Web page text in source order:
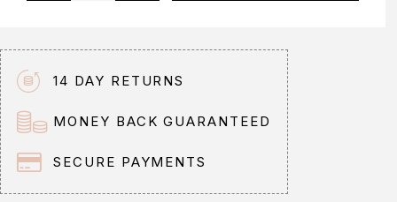
r
n
a
t
i
v
14 DAY RETURNS
MONEY BACK GUARANTEED
SECURE PAYMENTS